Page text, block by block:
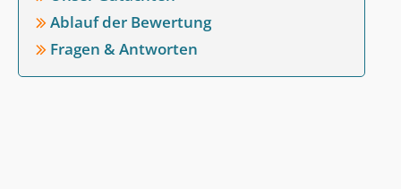
Ablauf der Bewertung
Fragen & Antworten